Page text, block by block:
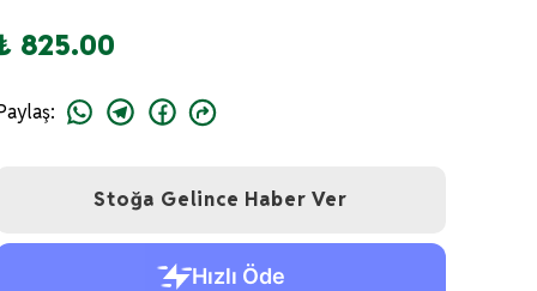
825.00
:
Stoğa Gelince Haber Ver